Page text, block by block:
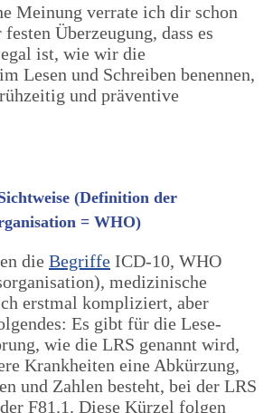
Meinung verrate ich dir schon
Überzeugung, dass es
ist, wie wir die
Lesen und Schreiben benennen,
und präventive
(Definition der
= WHO)
die Begriffe ICD-10, WHO
medizinische
erstmal kompliziert, aber
Es gibt für die Lese-
wie die LRS genannt wird,
Krankheiten eine Abkürzung,
und Zahlen besteht, bei der LRS
F81.1. Diese Kürzel folgen